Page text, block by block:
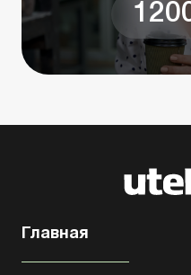
Главная